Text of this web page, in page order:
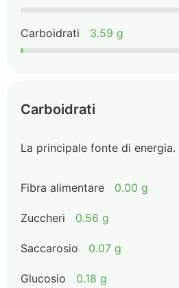
Carboidrati 3.59 g
Carboidrati
La principale fonte di energia.
Fibra alimentare 0.00 g
Zuccheri 0.56 g
Saccarosio 0.07 g
Glucosio 0.18 g